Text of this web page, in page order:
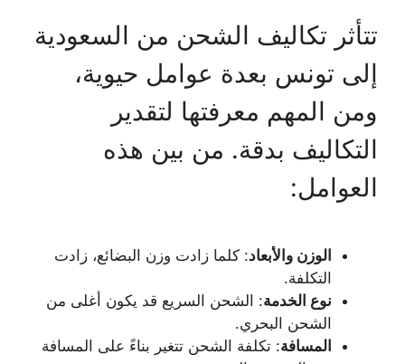
تتأثر تكاليف الشحن من السعودية
إلى تونس بعدة عوامل حيوية،
ومن المهم معرفتها لتقدير
التكاليف بدقة. من بين هذه
العوامل:
الوزن والأبعاد: كلما زادت وزن البضائع، زادت
التكلفة.
نوع الخدمة: الشحن السريع قد يكون أغلى من
الشحن البحري.
المسافة: تكلفة الشحن تتغير بناءً على المسافة